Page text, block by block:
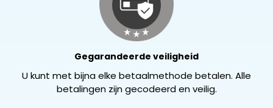
Gegarandeerde veiligheid
U kunt met bijna elke betaalmethode betalen. Alle
betalingen zijn gecodeerd en veilig.